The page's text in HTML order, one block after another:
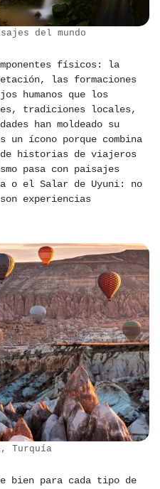
del mundo
físicos: la
las formaciones
humanos que los
tradiciones locales,
han moldeado su
ícono porque combina
historias de viajeros
pasa con paisajes
o el Salar de Uyuni: no
experiencias
Turquía
bien para cada tipo de